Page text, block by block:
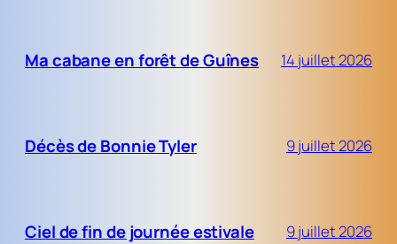
Ma cabane en forêt de Guînes 14 juillet 2026
Décès de Bonnie Tyler 9 juillet 2026
Ciel de fin de journée estivale 9 juillet 2026